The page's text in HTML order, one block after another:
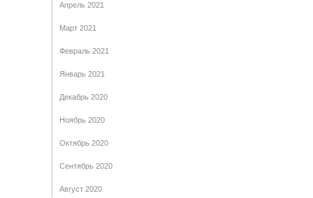
Апрель 2021
Март 2021
Февраль 2021
Январь 2021
Декабрь 2020
Ноябрь 2020
Октябрь 2020
Сентябрь 2020
Август 2020